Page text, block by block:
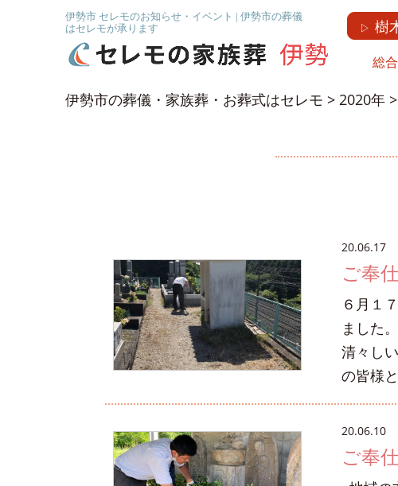
伊勢市 セレモのお知らせ・イベント | 伊勢市の葬儀
はセレモが承ります
▷ 樹
総
伊勢市の葬儀・家族葬・お葬式はセレモ > 2020年 >
20.06.17
ご奉
６月１
ました
清々し
の皆様
20.06.10
ご奉